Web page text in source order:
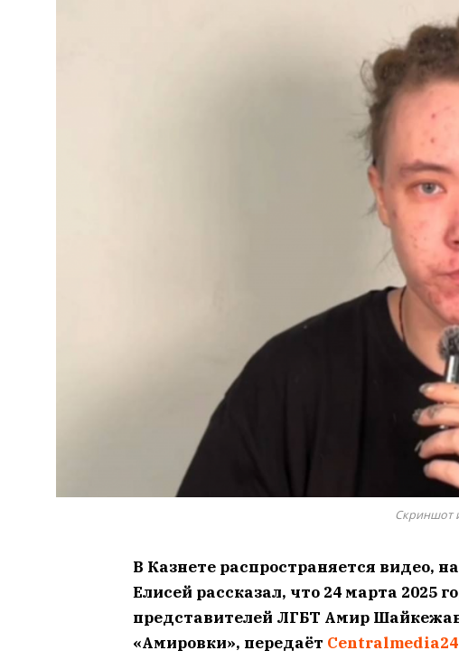
Скриншот
В Казнете распространяется видео,
Елисей рассказал, что 24 марта 2025
представителей ЛГБТ Амир
«Амировки», передаёт Centralmedia24